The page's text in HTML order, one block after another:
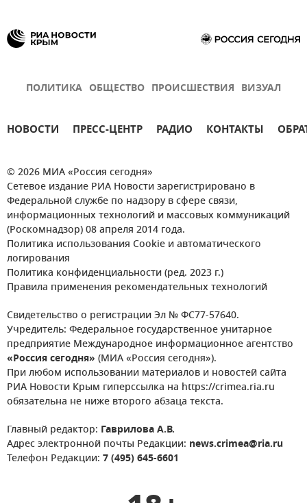
ПОЛИТИКА ОБЩЕСТВО ПРОИСШЕСТВИЯ ВИЗУАЛ
НОВОСТИ ПРЕСС-ЦЕНТР РАДИО КОНТАКТЫ
© 2026 МИА «Россия сегодня»
Сетевое издание РИА Новости зарегистрировано в
Федеральной службе по надзору в сфере связи,
информационных технологий и массовых коммуникаций
(Роскомнадзор) 08 апреля 2014 года.
Политика использования Cookie и автоматического
логирования
Политика конфиденциальности (ред. 2023 г.)
Правила применения рекомендательных технологий
Свидетельство о регистрации Эл № ФС77-57640.
Учредитель: Федеральное государственное унитарное
предприятие Международное информационное агентство
«Россия сегодня» (МИА «Россия сегодня»).
При любом использовании материалов и новостей сайта
РИА Новости Крым гиперссылка на https://crimea.ria.ru
обязательна не ниже второго абзаца текста.
Главный редактор: Гаврилова А.В.
Адрес электронной почты Редакции: news.crimea@ria.ru
Телефон Редакции: 7 (495) 645-6601